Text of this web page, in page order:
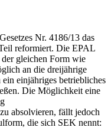
Nr. 4186/13 das
reformiert. Die EPAL
gleichen Form wie
an die dreijährige
einjähriges betriebliches
Die Möglichkeit eine
absolvieren, fällt jedoch
die sich SEK nennt: